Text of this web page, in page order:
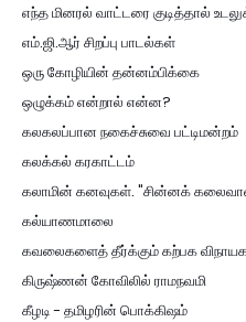
எந்த மினரல் வாட்டரை குடித்தால்
எம்.ஜி.ஆர் சிறப்பு பாடல்கள்
ஒரு கோழியின் தன்னம்பிக்கை
ஒழுக்கம் என்றால் என்ன?
கலகலப்பான நகைச்சுவை பட்டிமன்றம்
கலக்கல் கரகாட்டம்
கலாமின் கனவுகள். "சின்னக்
கல்யாணமாலை
கவலைகளைத் தீர்க்கும் கற்பக
கிருஷ்ணன் கோவிலில் ராமநவமி
கீழடி - தமிழரின் பொக்கிஷம்